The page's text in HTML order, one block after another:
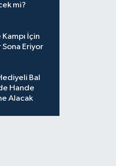
mi?
Kampı İçin
Sona Eriyor
Bal
Hande
Alacak